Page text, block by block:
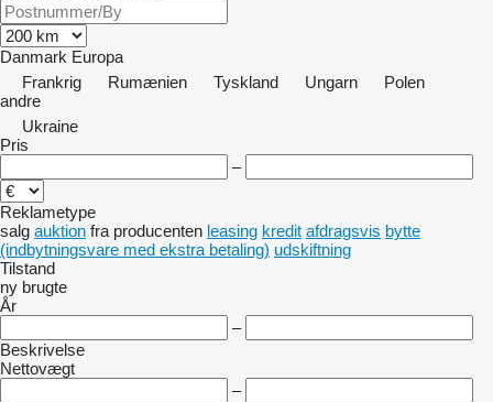
Danmark Europa
Frankrig
Rumænien Tyskland Ungarn
Polen
andre
Ukraine
Pris
–
Reklametype
salg auktion fra producenten leasing kredit afdragsvis bytte
(indbytningsvare med ekstra betaling) udskiftning
Tilstand
ny brugte
År
–
Beskrivelse
Nettovægt
–